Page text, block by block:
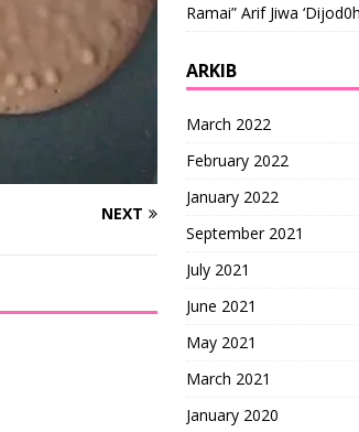
NEXT
Ramai” Arif Jiwa
ARKIB
March 2022
February 2022
January 2022
September 2021
July 2021
June 2021
May 2021
March 2021
January 2020